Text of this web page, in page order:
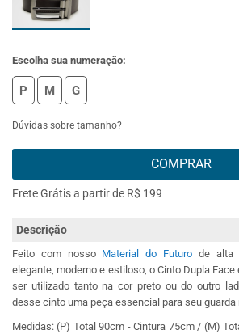
Escolha sua numeração:
P M G
Dúvidas sobre tamanho?
COMPRAR
Frete Grátis a partir de R$ 199
Descrição
Feito com nosso Material do Futuro de alta
elegante, moderno e estiloso, o Cinto Dupla
ser utilizado tanto na cor preto ou do outro
desse cinto uma peça essencial para seu guarda
Medidas: (P) Total 90cm - Cintura 75cm / (M)